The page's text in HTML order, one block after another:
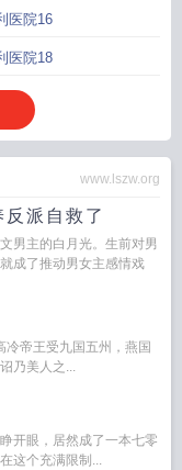
入狂化；主角c：满级大
直面地狱难度。只是一个
国家紧急成立了对副本专
：阻止副本入侵现实，保
会会长，负责回收副本，
那三位天选之子，在拯救
：阻止主角a的爆炸艺术：
狂化：“美人！那是boss
大佬！别演了！这boss你十
日队友造成的副本经济损
制怪物的美人、装萌新的
我们？”应雪声呵呵一笑，
物。“那凭这个，够不够？”
应雪声“平平无奇”，却有
，也针对异能者。——而所
金手指都将被应雪声收
编还是收容，选一个吧狗崽
于收容或抵消其他高度危险
医院16
医院18
www.lszw.org
派自救了
男主的白月光。生前对男
成了推动男女主感情戏
帝王受九国五州，燕国
乃美人之...
开眼，居然成了一本七零
这个充满限制...